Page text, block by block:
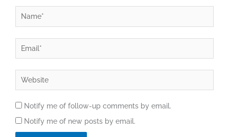
Notify me of follow-up comments by email.
Notify me of new posts by email.